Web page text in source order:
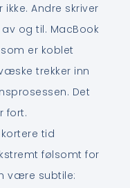
Andre skriver
og til. MacBook
er koblet
trekker inn
Det
fort.
tid
følsomt for
være subtile: